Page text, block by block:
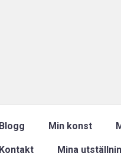
Blogg Min konst
Kontakt Mina